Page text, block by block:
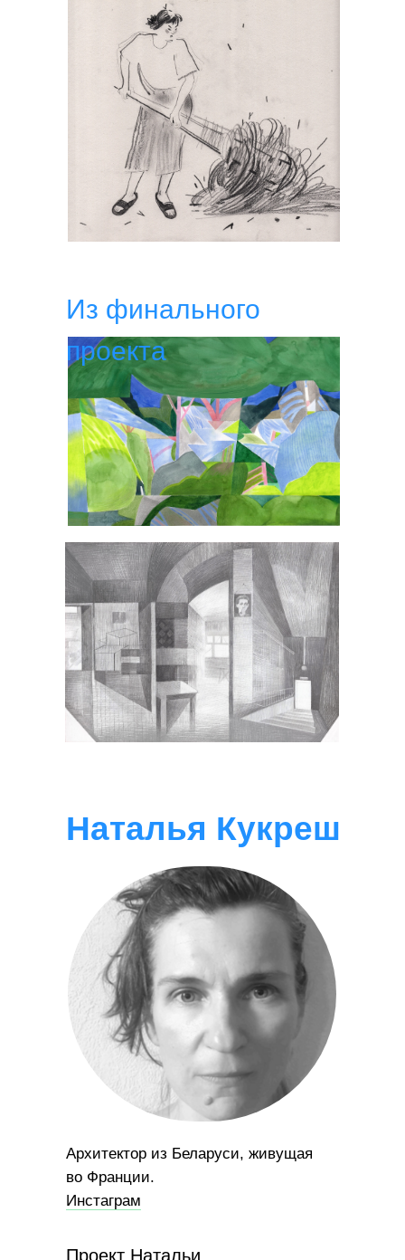
Из финального
проекта
Наталья Кукреш
Проект Натальи
Архитектор из Беларуси, живущая
во Франции.
Инстаграм